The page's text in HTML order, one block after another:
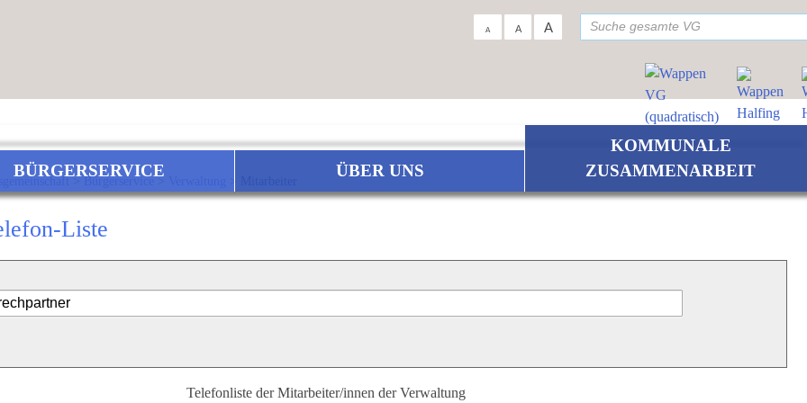
A A A
BÜRGERSERVICE ÜBER UNS
KOMMUNALE
ZUSAMMENARBEIT
>Bürgerservice>
Liste
Telefonliste der Mitarbeiter/innen der Verwaltung